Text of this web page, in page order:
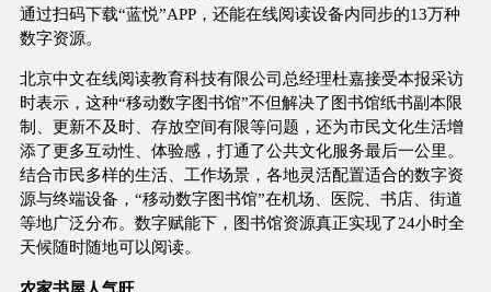
通过扫码下载“蓝悦”APP，还能在线阅读设备内同步的13万种
数字资源。
北京中文在线阅读教育科技有限公司总经理杜嘉接受本报采访
时表示，这种“移动数字图书馆”不但解决了图书馆纸书副本限
制、更新不及时、存放空间有限等问题，还为市民文化生活增
添了更多互动性、体验感，打通了公共文化服务最后一公里。
结合市民多样的生活、工作场景，各地灵活配置适合的数字资
源与终端设备，“移动数字图书馆”在机场、医院、书店、街道
等地广泛分布。数字赋能下，图书馆资源真正实现了24小时全
天候随时随地可以阅读。
农家书屋人气旺